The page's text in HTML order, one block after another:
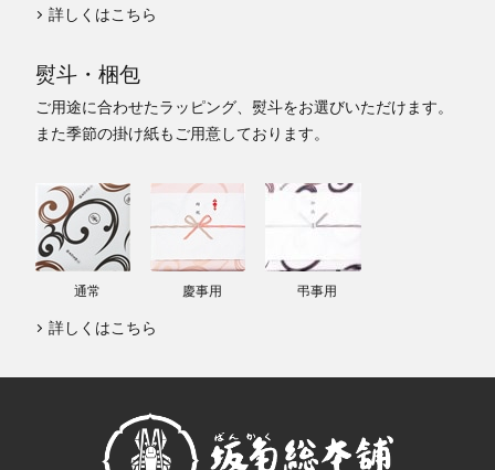
詳しくはこちら
熨斗・梱包
ご用途に合わせたラッピング、熨斗をお選びいただけます。
また季節の掛け紙もご用意しております。
通常 慶事用 弔事用
詳しくはこちら